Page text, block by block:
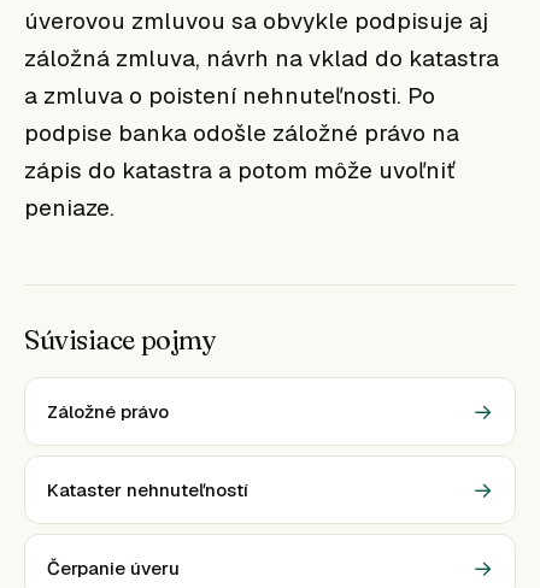
úverovou zmluvou sa obvykle podpisuje aj
záložná zmluva, návrh na vklad do katastra
a zmluva o poistení nehnuteľnosti. Po
podpise banka odošle záložné právo na
zápis do katastra a potom môže uvoľniť
peniaze.
Súvisiace pojmy
Záložné právo →
Kataster nehnuteľností →
Čerpanie úveru →